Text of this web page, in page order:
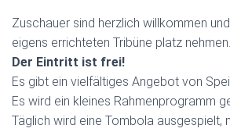
Zuschauer sind herzlich willkommen
eigens errichteten Tribüne platz nehmen.
Der Eintritt ist frei!
Es gibt ein vielfältiges Angebot von
Es wird ein kleines Rahmenprogramm
Täglich wird eine Tombola ausgespielt,